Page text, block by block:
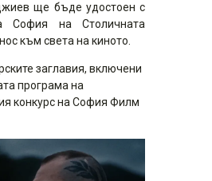
ще бъде удостоен с
София на Столичната
към света на киното.
заглавия, включени
програма на
конкурс на София Филм